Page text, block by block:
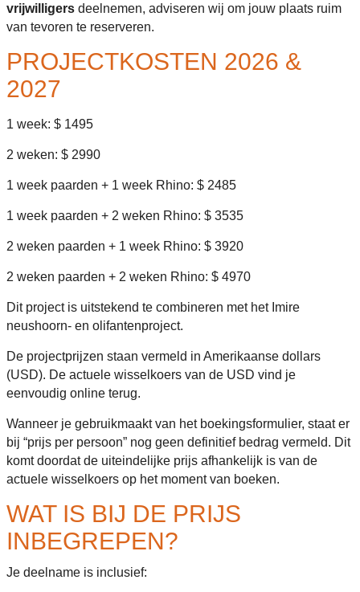
vrijwilligers deelnemen, adviseren wij om jouw plaats ruim
van tevoren te reserveren.
PROJECTKOSTEN 2026 &
2027
1 week: $ 1495
2 weken: $ 2990
1 week paarden + 1 week Rhino: $ 2485
1 week paarden + 2 weken Rhino: $ 3535
2 weken paarden + 1 week Rhino: $ 3920
2 weken paarden + 2 weken Rhino: $ 4970
Dit project is uitstekend te combineren met het Imire
neushoorn- en olifantenproject.
De projectprijzen staan vermeld in Amerikaanse dollars
(USD). De actuele wisselkoers van de USD vind je
eenvoudig online terug.
Wanneer je gebruikmaakt van het boekingsformulier, staat er
bij “prijs per persoon” nog geen definitief bedrag vermeld. Dit
komt doordat de uiteindelijke prijs afhankelijk is van de
actuele wisselkoers op het moment van boeken.
WAT IS BIJ DE PRIJS
INBEGREPEN?
Je deelname is inclusief: